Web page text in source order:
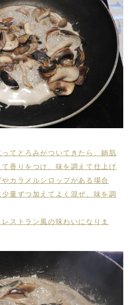
てとろみがついてきたら、鍋肌
香りをつけ、味を調えて仕上げ
カラメルシロップがある場合
量ずつ加えてよく混ぜ、味を調
ストラン風の味わいになりま